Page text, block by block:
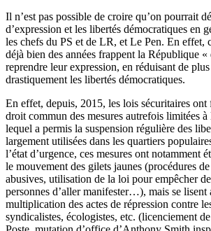
Il n’est pas possible de croire qu’on pourrait
d’expression et les libertés démocratiques en
les chefs du PS et de LR, et Le Pen. En effet,
déjà bien des années frappent la République
reprendre leur expression, en réduisant de
drastiquement les libertés démocratiques.
En effet, depuis, 2015, les lois sécuritaires ont
droit commun des mesures autrefois limitées à
lequel a permis la suspension régulière des
largement utilisées dans les quartiers
l’état d’urgence, ces mesures ont notamment
le mouvement des gilets jaunes (procédures
abusives, utilisation de la loi pour empêcher
personnes d’aller manifester…), mais se lisent
multiplication des actes de répression contre
syndicalistes, écologistes, etc. (licenciement